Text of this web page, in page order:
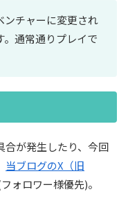
ンチャーに変更され
。通常通りプレイで
合が発生したり、今回
当ブログのX（旧
ォロワー様優先)。